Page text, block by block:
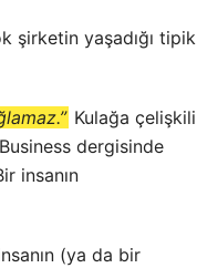
şirketin yaşadığı tipik
Kulağa çelişkili
dergisinde
insanın
(ya da bir